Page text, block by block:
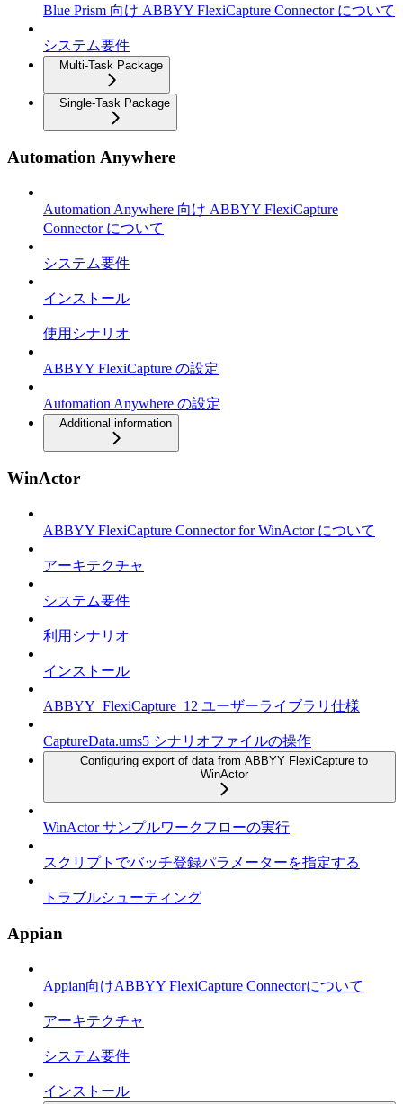
Blue Prism 向け ABBYY FlexiCapture Connector について
システム要件
Multi-Task Package
Single-Task Package
Automation Anywhere
Automation Anywhere 向け ABBYY FlexiCapture
Connector について
システム要件
インストール
使用シナリオ
ABBYY FlexiCapture の設定
Automation Anywhere の設定
Additional information
WinActor
ABBYY FlexiCapture Connector for WinActor について
アーキテクチャ
システム要件
利用シナリオ
インストール
ABBYY_FlexiCapture_12 ユーザーライブラリ仕様
CaptureData.ums5 シナリオファイルの操作
Configuring export of data from ABBYY FlexiCapture to
WinActor
WinActor サンプルワークフローの実行
スクリプトでバッチ登録パラメーターを指定する
トラブルシューティング
Appian
Appian向けABBYY FlexiCapture Connectorについて
アーキテクチャ
システム要件
インストール